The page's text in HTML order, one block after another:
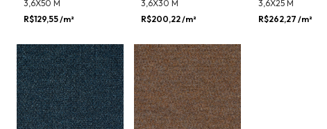
3,6X50 M
R$129,55/m²
3,6X30 M
R$200,22/m²
3,6X25 M
R$262,27 /m²